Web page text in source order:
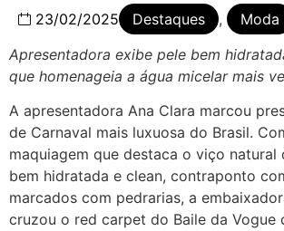
23/02/2025 Destaques ,
Moda
Apresentadora exibe pele bem
que homenageia a água micelar mais
A apresentadora Ana Clara marcou
de Carnaval mais luxuosa do Brasil.
maquiagem que destaca o viço natural
bem hidratada e clean, contraponto
marcados com pedrarias, a
cruzou o red carpet do Baile da Vogue